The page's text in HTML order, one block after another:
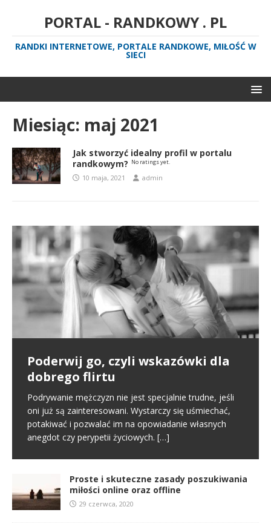
PORTAL - RANDKOWY . PL
RANDKI INTERNETOWE, PORTALE RANDKOWE, MIŁOŚĆ W
SIECI
Miesiąc: maj 2021
Jak stworzyć idealny profil w portalu
randkowym? No ratings yet.
10 maja, 2021 admin
Poderwij go, czyli wskazówki dla
dobrego flirtu
Podrywanie mężczyzn nie jest specjalnie trudne, jeśli
oni już są zainteresowani. Wystarczy się uśmiechać,
potakiwać i pozwalać im na opowiadanie własnych
anegdot czy perypetii życiowych. […]
Pierwsze spotkanie
Poznajemy się na portalu randkowym i naszym
pierwszym kontaktem jest randka online. To normalny
schemat we współczesnym świecie. Na tym etapie
tworzy się pierwsze pierwsze[…]
Proste i skuteczne zasady
poszukiwania miłości online oraz
offline
W miłości nic nie jest proste i między innymi dlatego
jest ona tak wspaniała. Nie oznacza to jednak, że
samo zabieranie się za miłość musi
Proste i skuteczne zasady poszukiwania
miłości online oraz offline
29 czerwca, 2020